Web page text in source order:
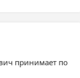
принимает по